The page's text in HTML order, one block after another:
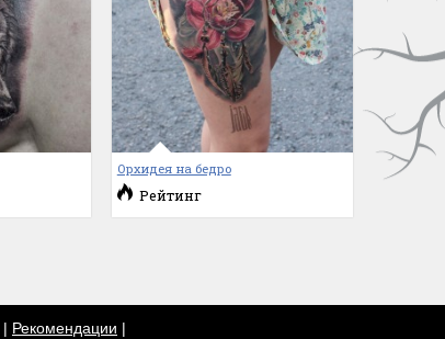
Орхидея на бедро
Рейтинг
| Рекомендации |